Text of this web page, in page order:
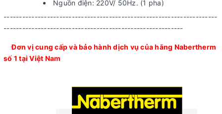
Nguồn điện: 220V/ 50Hz. (1 pha)
---------------------------------------------------------------------
----------------------------------------------------------
Đơn vị cung cấp và bảo hành dịch vụ của hãng Nabertherm
số 1 tại Việt Nam